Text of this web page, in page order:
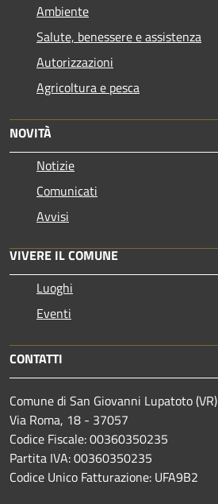
Ambiente
Salute, benessere e assistenza
Autorizzazioni
Agricoltura e pesca
NOVITÀ
Notizie
Comunicati
Avvisi
VIVERE IL COMUNE
Luoghi
Eventi
CONTATTI
Comune di San Giovanni Lupatoto (VR)
Via Roma, 18 - 37057
Codice Fiscale: 00360350235
Partita IVA: 00360350235
Codice Unico Fatturazione: UFA9B2